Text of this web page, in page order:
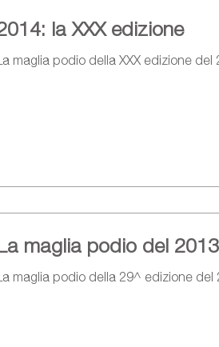
la XXX edizione
maglia podio della XXX edizione del
maglia podio del 2013
maglia podio della 29^ edizione del